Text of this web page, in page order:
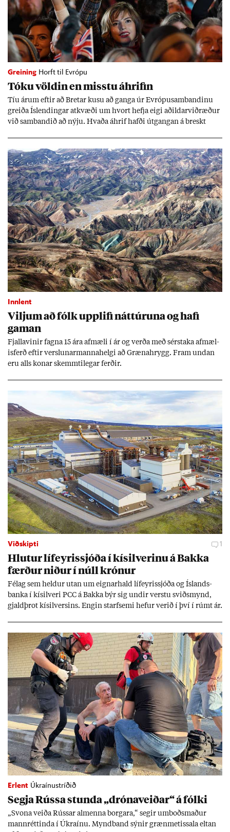
Greining Horft til Evrópu
Tóku völd­in en misstu áhrif­in
Tíu ár­um eft­ir að Bret­ar kusu að ganga úr Evr­ópu­sam­band­inu
greiða Ís­lend­ing­ar at­kvæði um hvort hefja eigi að­ild­ar­við­ræð­ur
við sam­band­ið að nýju. Hvaða áhrif hafði út­gang­an á breskt
Innlent
Vilj­um að fólk upp­lifi nátt­úr­una og hafi
gam­an
Fjalla­vin­ir fagna 15 ára af­mæli í ár og verða með sér­staka af­mæl­
is­ferð eft­ir versl­un­ar­manna­helgi að Græna­hrygg. Fram und­an
eru alls kon­ar skemmti­leg­ar ferð­ir.
Viðskipti 1
Hlut­ur líf­eyr­is­sjóða í kís­il­ver­inu á Bakka
færð­ur nið­ur í núll krón­ur
Fé­lag sem held­ur ut­an um eign­ar­hald líf­eyr­is­sjóða og Ís­lands­
banka í kís­il­veri PCC á Bakka býr sig und­ir verstu sviðs­mynd,
gjald­þrot kís­il­vers­ins. Eng­in starf­semi hef­ur ver­ið í því í rúmt ár.
Erlent Úkraínustríðið
Segja Rússa stunda „dróna­veið­ar“ á fólki
„Svona veiða Rúss­ar al­menna borg­ara,“ seg­ir um­boðs­mað­ur
mann­rétt­inda í Úkraínu. Mynd­band sýn­ir græn­met­issala elt­an